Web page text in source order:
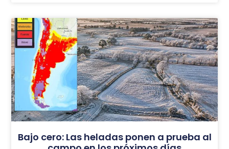
Bajo cero: Las heladas ponen a prueba al